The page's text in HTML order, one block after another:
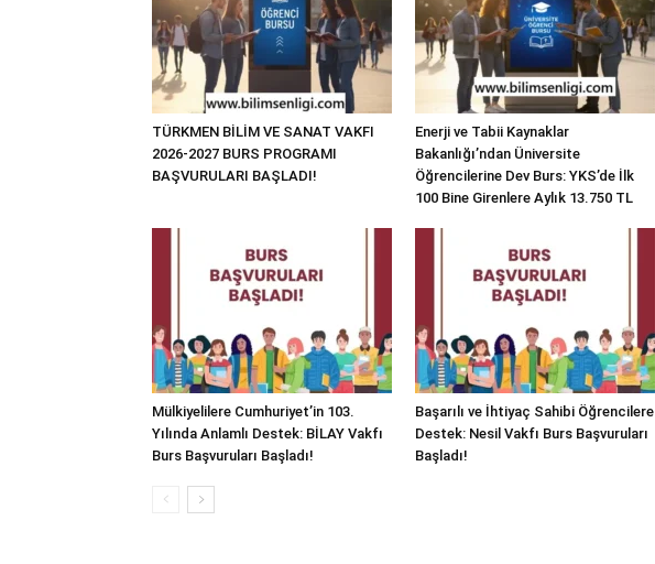
TÜRKMEN BİLİM VE SANAT VAKFI
2026-2027 BURS PROGRAMI
BAŞVURULARI BAŞLADI!
Enerji ve Tabii Kaynaklar
Bakanlığı’ndan Üniversite
Öğrencilerine Dev Burs: YKS’de İlk
100 Bine Girenlere Aylık 13.750 TL
Mülkiyelilere Cumhuriyet’in 103.
Yılında Anlamlı Destek: BİLAY Vakfı
Burs Başvuruları Başladı!
Başarılı ve İhtiyaç Sahibi Öğrencilere
Destek: Nesil Vakfı Burs Başvuruları
Başladı!